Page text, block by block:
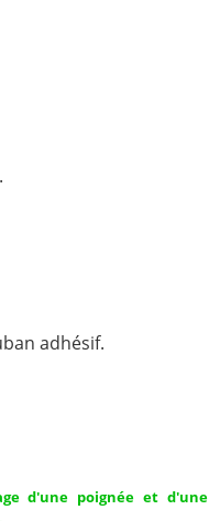
adhésif.
d'une poignée et d'une